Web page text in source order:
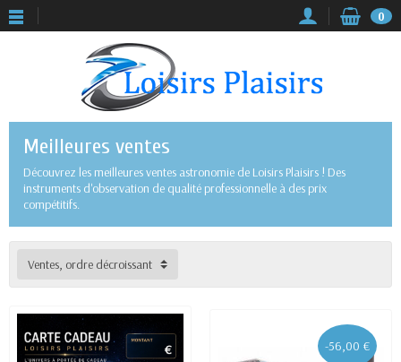
0
Meilleures ventes
Découvrez les meilleures ventes astronomie de Loisirs Plaisirs ! Des
instruments d'observation de qualité professionnelle à des prix
compétitifs.
Ventes, ordre décroissant
-56,00 €